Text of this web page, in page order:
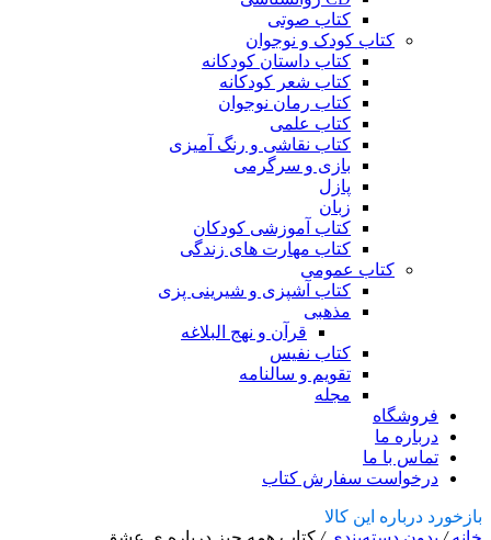
کتاب صوتی
کتاب کودک و نوجوان
کتاب داستان کودکانه
کتاب شعر کودکانه
کتاب رمان نوجوان
کتاب علمی
کتاب نقاشی و رنگ آمیزی
بازی و سرگرمی
پازل
زبان
کتاب آموزشی کودکان
کتاب مهارت های زندگی
کتاب عمومی
کتاب آشپزی و شیرینی پزی
مذهبی
قرآن و نهج البلاغه
کتاب نفیس
تقویم و سالنامه
مجله
فروشگاه
درباره ما
تماس با ما
درخواست سفارش کتاب
بازخورد درباره این کالا